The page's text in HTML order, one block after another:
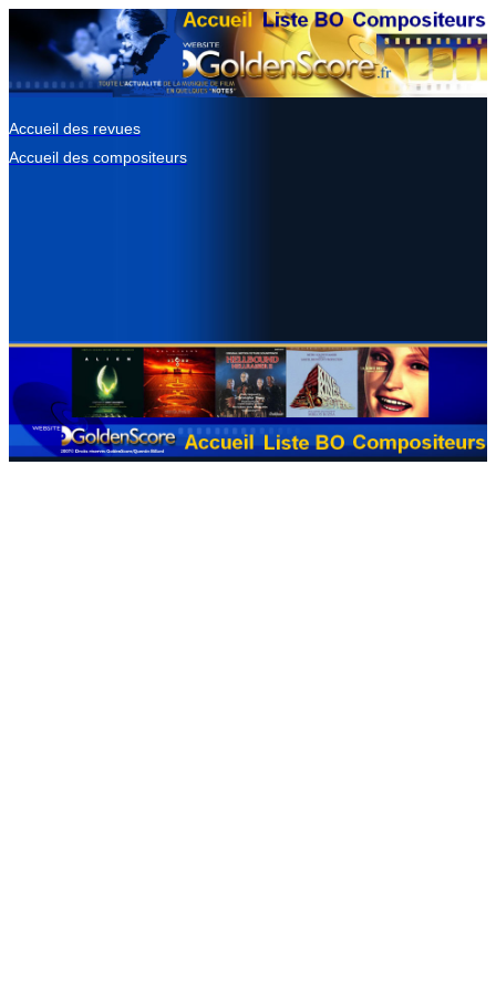
Accueil des revues
Accueil des compositeurs